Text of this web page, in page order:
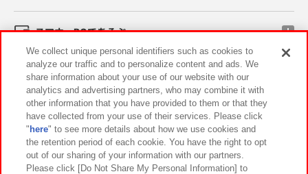
スマホ・PCであそぶ
イベント・キャンペーン
関連会社 サステナビリティ サイトポリシー
プライバシーポリシー ウェブアクセシビリティ方針と検証結果
We collect unique personal identifiers such as cookies to
analyze our traffic and to personalize content and ads. We
share information about your use of our website with our
analytics and advertising partners, who may combine it with
other information that you have provided to them or that they
have collected from your use of their services. Please click
" here" to see more details about how we use cookies and
the retention period of each cookie. You have the right to opt
out of our sharing of your information with our partners.
Please click [Do Not Share My Personal Information] to